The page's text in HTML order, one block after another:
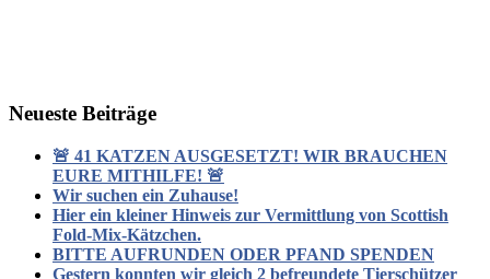
Neueste Beiträge
🚨 41 KATZEN AUSGESETZT! WIR BRAUCHEN
EURE MITHILFE! 🚨
Wir suchen ein Zuhause!
Hier ein kleiner Hinweis zur Vermittlung von Scottish
Fold-Mix-Kätzchen.
BITTE AUFRUNDEN ODER PFAND SPENDEN
Gestern konnten wir gleich 2 befreundete Tierschützer